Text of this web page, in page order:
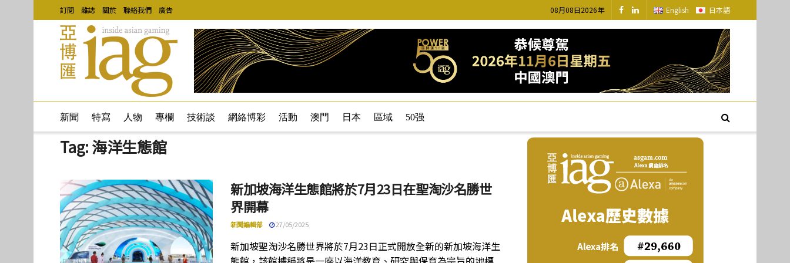
訂閱 雜誌 關於 聯絡我們 廣告 08月08日2026年 English 日本語
新聞 特寫 人物 專欄 技術談 網絡博彩 活動 澳門 日本 區域 50强
Tag:海洋生態館
新加坡海洋生態館將於7月23日在聖淘沙名勝世
界開幕
新聞編輯部 27/05/2025
新加坡聖淘沙名勝世界將於7月23日正式開放全新的新加坡海洋生